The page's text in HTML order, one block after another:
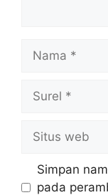
web
Simpan
pada